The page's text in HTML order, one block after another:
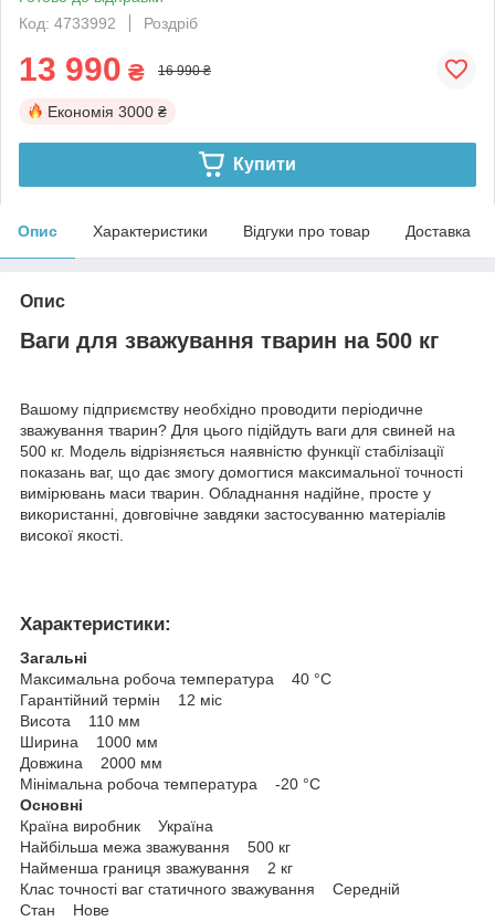
Код: 4733992
Роздріб
13 990 ₴ 16 990 ₴
Економія 3000 ₴
Купити
Опис Характеристики Відгуки про товар Доставка
Опис
Ваги для зважування тварин на 500 кг
Вашому підприємству необхідно проводити періодичне
зважування тварин? Для цього підійдуть ваги для свиней на
500 кг. Модель відрізняється наявністю функції стабілізації
показань ваг, що дає змогу домогтися максимальної точності
вимірювань маси тварин. Обладнання надійне, просте у
використанні, довговічне завдяки застосуванню матеріалів
високої якості.
Характеристики:
Загальні
Максимальна робоча температура 40 °С
Гарантійний термін 12 міс
Висота 110 мм
Ширина 1000 мм
Довжина 2000 мм
Мінімальна робоча температура -20 °С
Основні
Країна виробник Україна
Найбільша межа зважування 500 кг
Найменша границя зважування 2 кг
Клас точності ваг статичного зважування Середній
Стан Нове